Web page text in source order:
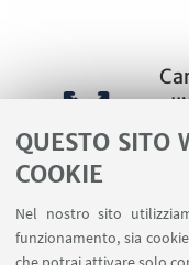
QUESTO SITO
COOKIE
Nel nostro sito
funzionamento, sia
proprio nome
Approfondisci